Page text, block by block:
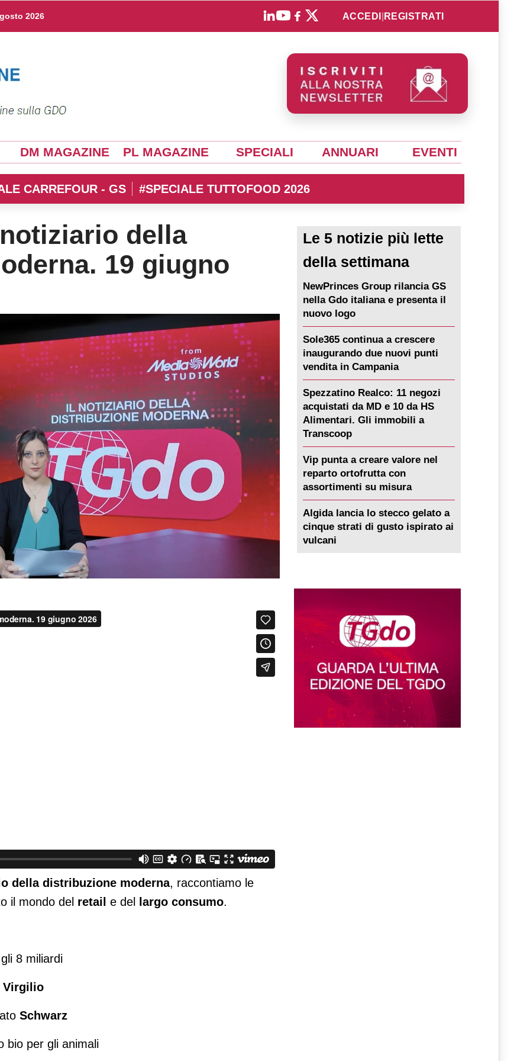
2026 ACCEDI REGISTRATI
DM MAGAZINE PL MAGAZINE SPECIALI ANNUARI EVENTI
CARREFOUR - GS #SPECIALE TUTTOFOOD 2026
della
19 giugno
della distribuzione moderna, raccontiamo le
il mondo del retail e del largo consumo.
8 miliardi
Virgilio
Schwarz
bio per gli animali
Le 5 notizie più lette
della settimana
NewPrinces Group rilancia GS
nella Gdo italiana e presenta il
nuovo logo
Sole365 continua a crescere
inaugurando due nuovi punti
vendita in Campania
Spezzatino Realco: 11 negozi
acquistati da MD e 10 da HS
Alimentari. Gli immobili a
Transcoop
Vip punta a creare valore nel
reparto ortofrutta con
assortimenti su misura
Algida lancia lo stecco gelato a
cinque strati di gusto ispirato ai
vulcani